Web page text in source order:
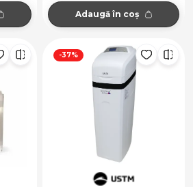
Adaugă în coș
-37%